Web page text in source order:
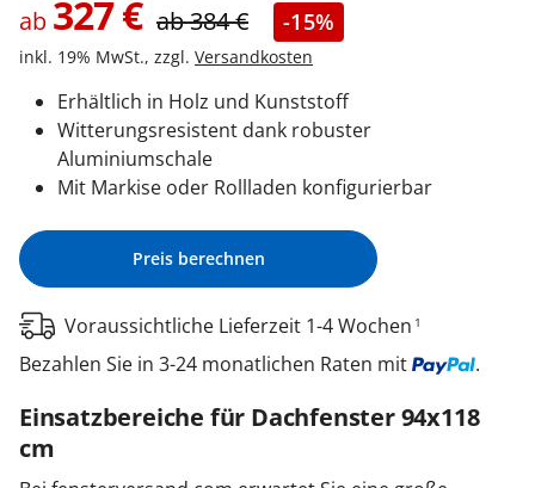
Kontakt / Hilfe
ab 327€ ab384€ -15%
inkl. 19% MwSt., zzgl. Versandkosten
Erhältlich in Holz und Kunststoff
Witterungsresistent dank robuster
Aluminiumschale
Mit Markise oder Rollladen konfigurierbar
Preis berechnen
Voraussichtliche Lieferzeit 1-4 Wochen 1
Bezahlen Sie in 3-24 monatlichen Raten mit .
Einsatzbereiche für Dachfenster 94x118
cm